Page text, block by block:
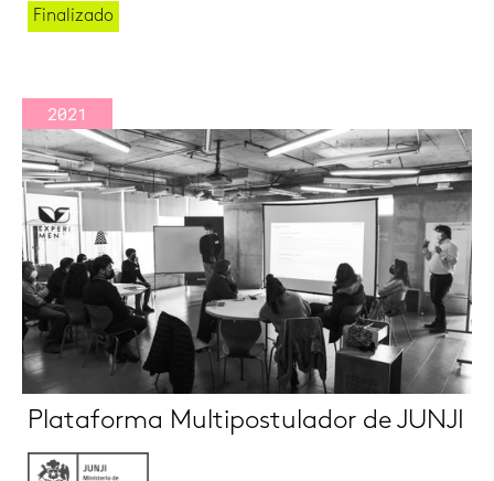
Finalizado
2021
Plataforma Multipostulador de JUNJI